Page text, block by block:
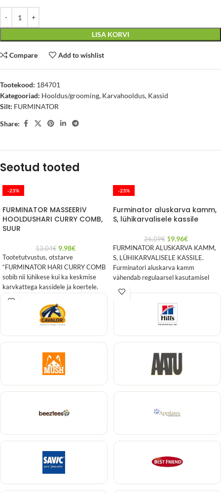
LISA KORVI
Compare Add to wishlist
Tootekood: 184701
Kategooriad: Hooldus/grooming, Karvahooldus, Kassid
Silt: FURMINATOR
Share:
Seotud tooted
-23%
FURMINATOR MASSEERIV
HOOLDUSHARI CURRY COMB,
SUUR
13.04€ 9.98€
Tootetutvustus, otstarve
“FURMINATOR HARI CURRY COMB
sobib nii lühikese kui ka keskmise
karvkattega kassidele ja koertele.
Vormitud kummipiid stimuleerivad
-23%
Furminator aluskarva kamm,
S, lühikarvalisele kassile
26.09€ 19.96€
FURMINATOR ALUSKARVA KAMM,
S, LÜHIKARVALISELE KASSILE.
Furminatori aluskarva kamm
vähendab regulaarsel kasutamisel
karvavahetuse perioodil lahtise